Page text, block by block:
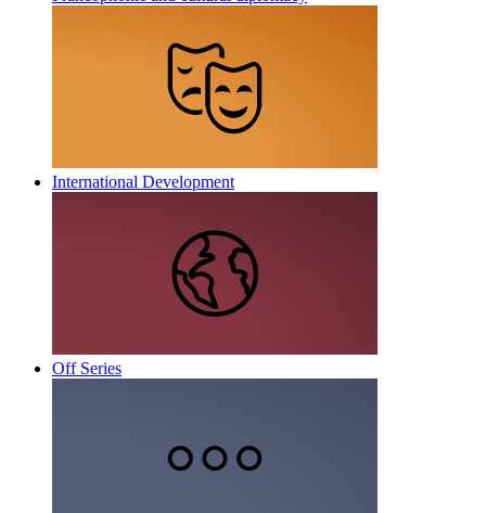
International Development
Off Series